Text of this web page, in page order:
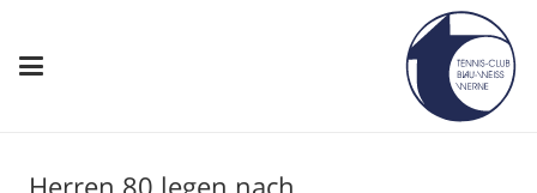
Herren 80 legen nach